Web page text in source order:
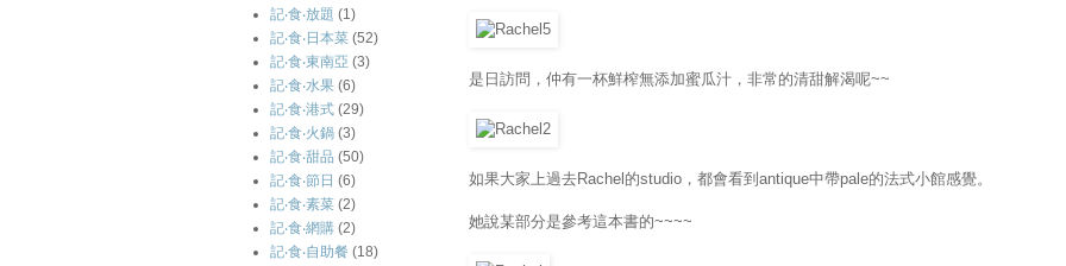
是日訪問，仲有一杯鮮榨無添加蜜瓜汁，非常的清甜解渴呢~~
如果大家上過去Rachel的studio，都會看到antique中帶pale的法式小館感覺。
她說某部分是參考這本書的~~~~
記‧食‧放題 (1)
記‧食‧日本菜 (52)
記‧食‧東南亞 (3)
記‧食‧水果 (6)
記‧食‧港式 (29)
記‧食‧火鍋 (3)
記‧食‧甜品 (50)
記‧食‧節日 (6)
記‧食‧素菜 (2)
記‧食‧網購 (2)
記‧食‧自助餐 (18)